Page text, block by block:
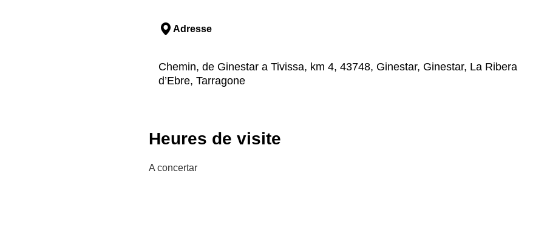
Adresse
Chemin, de Ginestar a Tivissa, km 4, 43748, Ginestar, Ginestar, La Ribera
d’Ebre, Tarragone
Heures de visite
A concertar